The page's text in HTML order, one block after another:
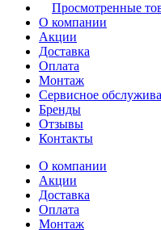
Просмотренные
О компании
Акции
Доставка
Оплата
Монтаж
Сервисное
Бренды
Отзывы
Контакты
О компании
Акции
Доставка
Оплата
Монтаж